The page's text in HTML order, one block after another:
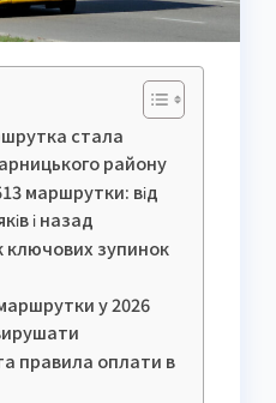
стала
району
маршрутки: від
і назад
ключових зупинок
у 2026
правила оплати в